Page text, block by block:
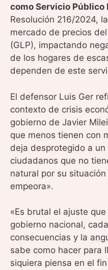
como Servicio Público
Resolución 216/2024,
mercado de precios
(GLP), impactando
de los hogares de
dependen de este
El defensor Luis Ger
contexto de crisis
gobierno de Javier
que menos tienen con
deja desprotegido a
ciudadanos que no
natural por su
empeora».
«Es brutal el ajuste
gobierno nacional,
consecuencias y la
sabe como hacer para
siquiera piensa en el